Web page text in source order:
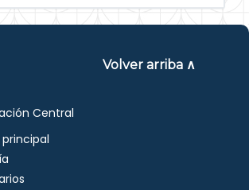
Volver arriba ∧
Central